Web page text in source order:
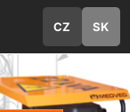
CZ SK